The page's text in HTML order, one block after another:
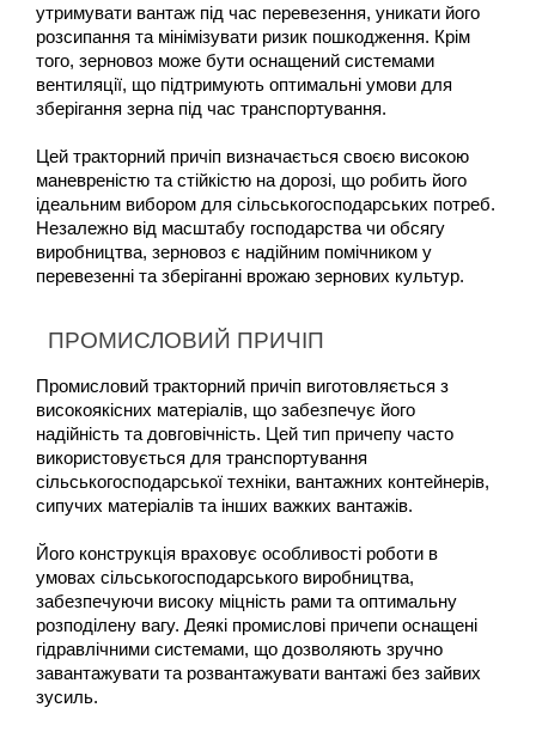
утримувати вантаж під час перевезення, уникати його
розсипання та мінімізувати ризик пошкодження. Крім
того, зерновоз може бути оснащений системами
вентиляції, що підтримують оптимальні умови для
зберігання зерна під час транспортування.
Цей тракторний причіп визначається своєю високою
маневреністю та стійкістю на дорозі, що робить його
ідеальним вибором для сільськогосподарських потреб.
Незалежно від масштабу господарства чи обсягу
виробництва, зерновоз є надійним помічником у
перевезенні та зберіганні врожаю зернових культур.
ПРОМИСЛОВИЙ ПРИЧІП
Промисловий тракторний причіп виготовляється з
високоякісних матеріалів, що забезпечує його
надійність та довговічність. Цей тип причепу часто
використовується для транспортування
сільськогосподарської техніки, вантажних контейнерів,
сипучих матеріалів та інших важких вантажів.
Його конструкція враховує особливості роботи в
умовах сільськогосподарського виробництва,
забезпечуючи високу міцність рами та оптимальну
розподілену вагу. Деякі промислові причепи оснащені
гідравлічними системами, що дозволяють зручно
завантажувати та розвантажувати вантажі без зайвих
зусиль.